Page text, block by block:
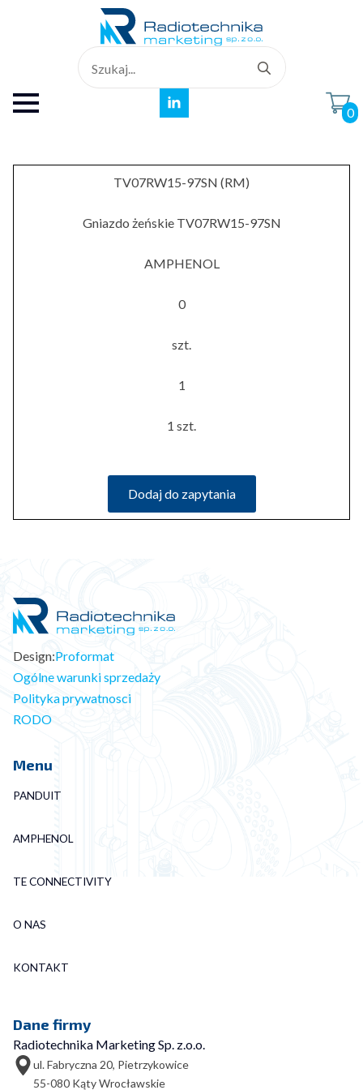
for:
0
TV07RW15-97SN (RM)
Gniazdo żeńskie TV07RW15-97SN
AMPHENOL
0
szt.
1
1 szt.
Dodaj do zapytania
Design:Proformat
Ogólne warunki sprzedaży
Polityka prywatnosci
RODO
Menu
PANDUIT
AMPHENOL
TE CONNECTIVITY
O NAS
KONTAKT
Dane firmy
Radiotechnika Marketing Sp. z.o.o.
ul. Fabryczna 20, Pietrzykowice
55-080 Kąty Wrocławskie